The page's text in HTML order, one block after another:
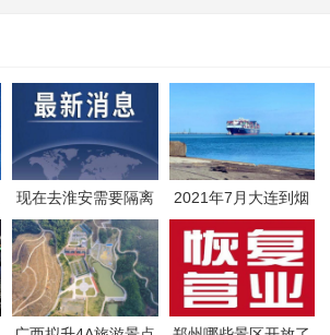
现在去淮安需要隔离
吗 淮安最新隔离政策
2021年7月大连到烟
台航线因台风停航